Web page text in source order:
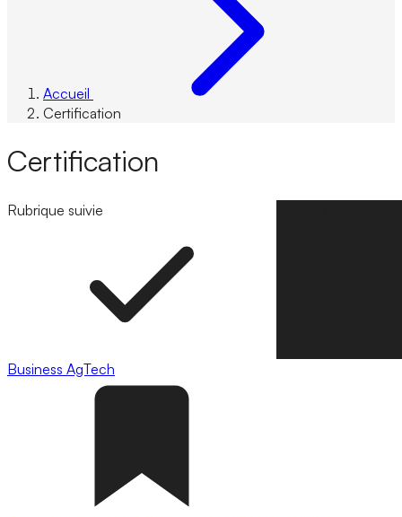
Accueil
Certification
Certification
Rubrique suivie
Business AgTech